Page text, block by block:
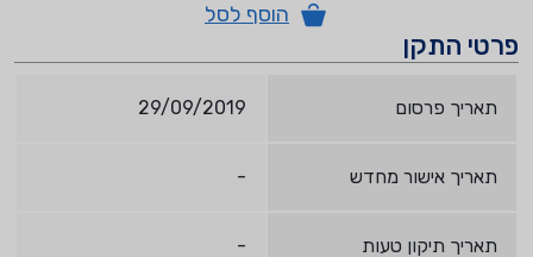
הוסף לסל
פרטי התקן
תאריך פרסום 29/09/2019
תאריך אישור מחדש -
תאריך תיקון טעות -